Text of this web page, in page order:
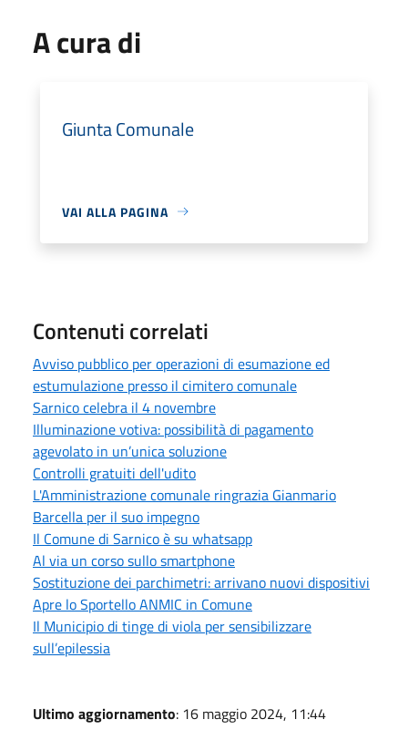
A cura di
Giunta Comunale
VAI ALLA PAGINA
Contenuti correlati
Avviso pubblico per operazioni di esumazione ed
estumulazione presso il cimitero comunale
Sarnico celebra il 4 novembre
Illuminazione votiva: possibilità di pagamento
agevolato in un’unica soluzione
Controlli gratuiti dell'udito
L'Amministrazione comunale ringrazia Gianmario
Barcella per il suo impegno
Il Comune di Sarnico è su whatsapp
Al via un corso sullo smartphone
Sostituzione dei parchimetri: arrivano nuovi dispositivi
Apre lo Sportello ANMIC in Comune
Il Municipio di tinge di viola per sensibilizzare
sull’epilessia
Ultimo aggiornamento: 16 maggio 2024, 11:44